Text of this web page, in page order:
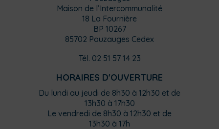
Maison de l’Intercommunalité
18 La Fournière
BP 10267
85702 Pouzauges Cedex
Tél. 02 51 57 14 23
HORAIRES D'OUVERTURE
Du lundi au jeudi de 8h30 à 12h30 et de
13h30 à 17h30
Le vendredi de 8h30 à 12h30 et de
13h30 à 17h